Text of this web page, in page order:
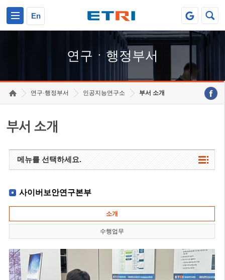
En
연구ㆍ행정부서
연구·행정부서 인공지능연구소 부서 소개
부서 소개
메뉴를 선택하세요.
사이버보안연구본부
소개
수행업무